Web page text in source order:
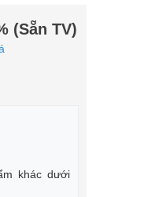
(Sẵn TV)
khác dưới